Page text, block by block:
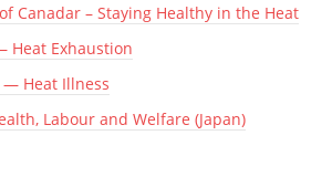
Canadar – Staying Healthy in the Heat
Heat Exhaustion
Heat Illness
Labour and Welfare (Japan)